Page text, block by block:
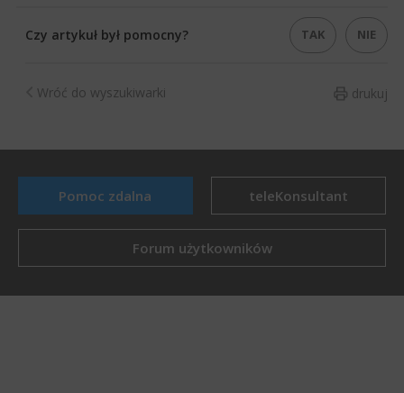
Czy artykuł był pomocny? TAK NIE
drukuj
Wróć do wyszukiwarki
Pomoc zdalna teleKonsultant
Forum użytkowników